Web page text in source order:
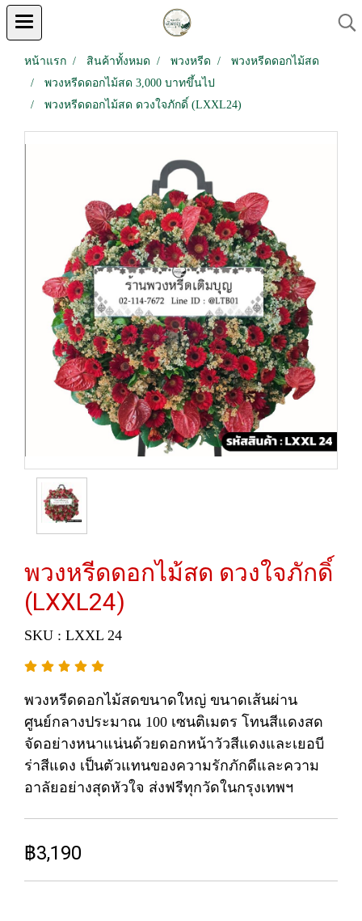
หน้าแรก สินค้าทั้งหมด พวงหรีด
พวงหรีดดอกไม้สด
พวงหรีดดอกไม้สด 3,000 บาทขึ้นไป
พวงหรีดดอกไม้สด ดวงใจภักดิ์ (LXXL24)
พวงหรีดดอกไม้สด ดวงใจภักดิ์
(LXXL24)
SKU : LXXL 24
พวงหรีดดอกไม้สดขนาดใหญ่ ขนาดเส้นผ่าน
ศูนย์กลางประมาณ 100 เซนติเมตร โทนสีแดงสด
จัดอย่างหนาแน่นด้วยดอกหน้าวัวสีแดงและเยอบี
ร่าสีแดง เป็นตัวแทนของความรักภักดีและความ
อาลัยอย่างสุดหัวใจ ส่งฟรีทุกวัดในกรุงเทพฯ
฿3,190